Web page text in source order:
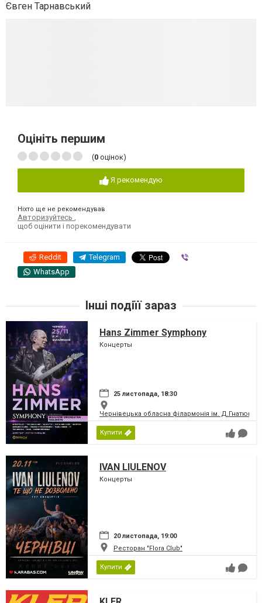
Євген Тарнавський
Оцініть першим
(0 оцінок)
Я рекомендую
Ніхто ще не рекомендував
Авторизуйтесь
щоб оцінити і порекомендувати
Reddit Telegram
WhatsApp
Інші подіїї зараз
Hans Zimmer Symphony
Концерты
25 листопада, 18:30
Чернівецька обласна філармонія ім. Д.Гнатюка
Купити
IVAN LIULENOV
Концерты
20 листопада, 19:00
Ресторан "Flora Club"
Купити